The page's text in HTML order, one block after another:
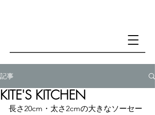
記事
KITE'S KITCHEN
長さ20cm・太さ2cmの大きなソーセー